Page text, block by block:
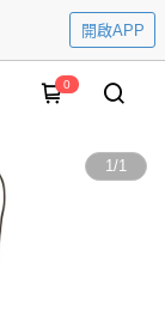
開啟APP
0
1/1